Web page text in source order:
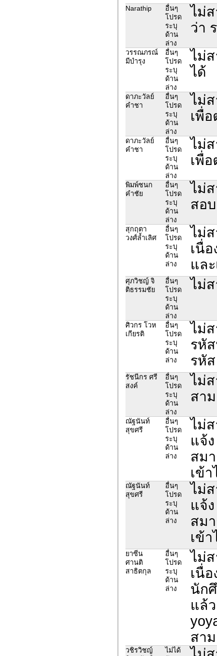
Narathip
อื่นๆ
โปรด
ระบุ
ด้าน
ล่าง
ไม่
ว่า
วรรณภรณ์
มีบำรุง
อื่นๆ
โปรด
ระบุ
ด้าน
ล่าง
ไม่
ได้
ดาภะวัลย์
คำชา
อื่นๆ
โปรด
ระบุ
ด้าน
ล่าง
ไม่
เพื่
ดาภะวัลย์
คำชา
อื่นๆ
โปรด
ระบุ
ด้าน
ล่าง
ไม่
เพื่
พิมพ์ชนก
คำชัย
อื่นๆ
โปรด
ระบุ
ด้าน
ล่าง
ไม่
สอ
สุกฤตา
วงศ์ล้ำเลิศ
อื่นๆ
โปรด
ระบุ
ด้าน
ล่าง
ไม่
เนื่
แล
ศุภวิชญ์ จิ
ติธรรมชัย
อื่นๆ
โปรด
ระบุ
ด้าน
ล่าง
ไม่
ศิวกร โวห
เกียรติ
อื่นๆ
โปรด
ระบุ
ด้าน
ล่าง
ไม่
รหั
รหั
รัชนีกร ศรี
สงค์
อื่นๆ
โปรด
ระบุ
ด้าน
ล่าง
ไม่
สา
ณัฐนันท์
สุขศรี
อื่นๆ
โปรด
ระบุ
ด้าน
ล่าง
ไม่
แจ้
สม
เข้
ณัฐนันท์
สุขศรี
อื่นๆ
โปรด
ระบุ
ด้าน
ล่าง
ไม่
แจ้
สม
เข้
ยาซีน
ศานติ
สาธิตกุล
อื่นๆ
โปรด
ระบุ
ด้าน
ล่าง
ไม่
เนื่
นัก
แล้
สา
วชิรวิชญ์
ไม่ได้